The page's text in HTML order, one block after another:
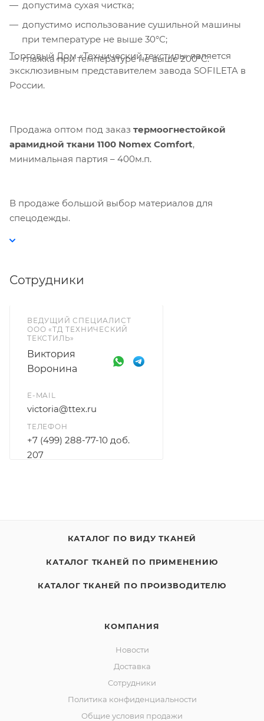
допустима сухая чистка;
допустимо использование сушильной машины
при температуре не выше 30°С;
глажка при температуре не выше 200°С.
Торговый Дом «Технический текстиль» является
эксклюзивным представителем завода SOFILETA в
России.
Продажа оптом под заказ термоогнестойкой
арамидной ткани 1100 Nomex Comfort,
минимальная партия – 400м.п.
В продаже большой выбор материалов для
спецодежды.
Сотрудники
ВЕДУЩИЙ СПЕЦИАЛИСТ
ООО «ТД ТЕХНИЧЕСКИЙ
ТЕКСТИЛЬ»
Виктория
Воронина
E-MAIL
victoria@ttex.ru
ТЕЛЕФОН
+7 (499) 288-77-10 доб.
207
КАТАЛОГ ПО ВИДУ ТКАНЕЙ
КАТАЛОГ ТКАНЕЙ ПО ПРИМЕНЕНИЮ
КАТАЛОГ ТКАНЕЙ ПО ПРОИЗВОДИТЕЛЮ
КОМПАНИЯ
Новости
Доставка
Сотрудники
Политика конфиденциальности
Общие условия продажи